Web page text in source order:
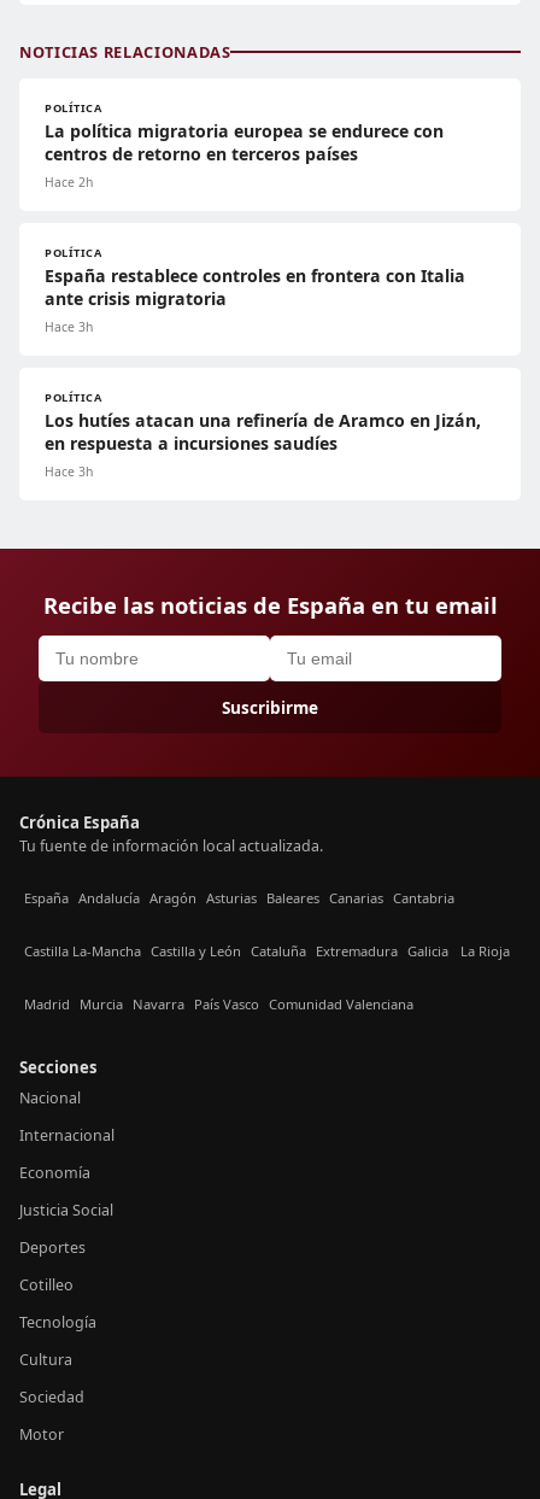
NOTICIAS RELACIONADAS
POLÍTICA
La política migratoria europea se endurece con
centros de retorno en terceros países
Hace 2h
POLÍTICA
España restablece controles en frontera con Italia
ante crisis migratoria
Hace 3h
POLÍTICA
Los hutíes atacan una refinería de Aramco en Jizán,
en respuesta a incursiones saudíes
Hace 3h
Recibe las noticias de España en tu email
Suscribirme
Crónica España
Tu fuente de información local actualizada.
España Andalucía Aragón Asturias Baleares Canarias Cantabria
Castilla La-Mancha Castilla y León Cataluña Extremadura Galicia La Rioja
Madrid Murcia Navarra País Vasco Comunidad Valenciana
Secciones
Nacional
Internacional
Economía
Justicia Social
Deportes
Cotilleo
Tecnología
Cultura
Sociedad
Motor
Legal